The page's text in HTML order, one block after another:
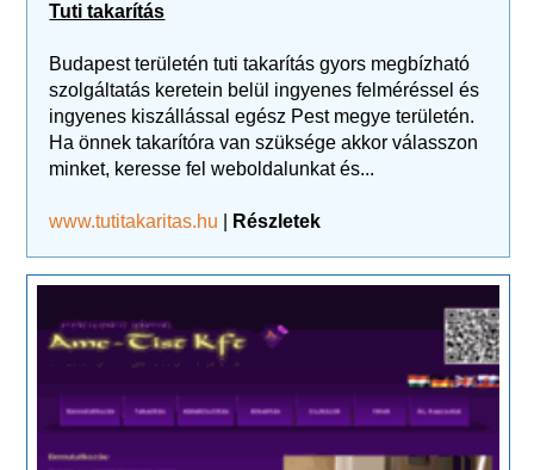
Tuti takarítás
Budapest területén tuti takarítás gyors megbízható
szolgáltatás keretein belül ingyenes felméréssel és
ingyenes kiszállással egész Pest megye területén.
Ha önnek takarítóra van szüksége akkor válasszon
minket, keresse fel weboldalunkat és...
www.tutitakaritas.hu Részletek